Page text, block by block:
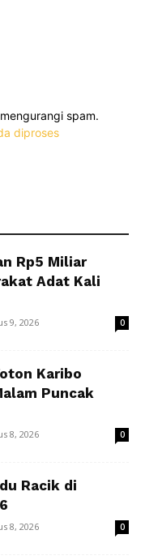
spam.
diproses
Rp5 Miliar
Adat Kali
9, 2026 0
Karibo
Puncak
8, 2026 0
Racik di
8, 2026 0